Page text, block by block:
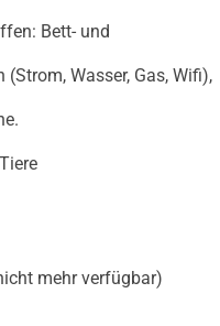
Bett- und
Wasser, Gas, Wifi),
mehr verfügbar)